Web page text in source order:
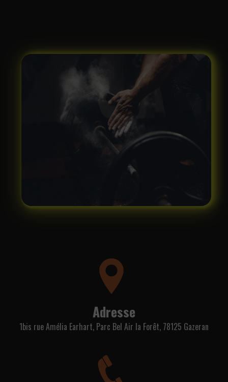
Adresse
1bis rue Amélia Earhart, Parc Bel Air la Forêt, 78125 Gazeran